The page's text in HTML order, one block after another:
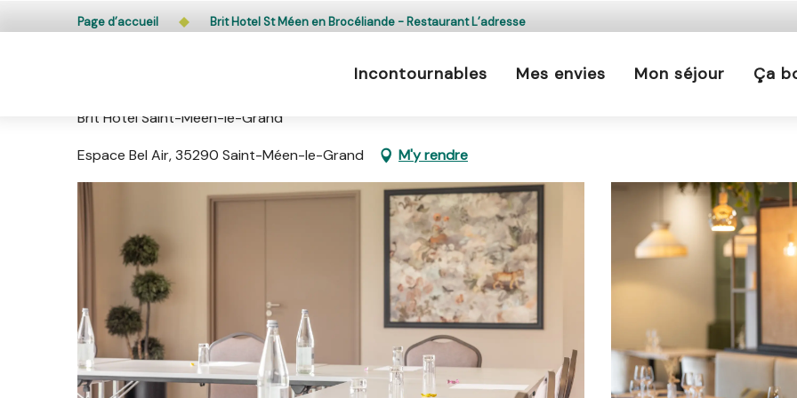
au
L’accès du public aux bois, massifs forestiers et landes est interdit chaque jour de 21h à 5h en Ille-et-Vilaine
Incontournables Mes envies Mon séjour Ça
Page d’accueil Brit Hotel St Méen en Brocéliande - Restaurant L’adresse
Brit Hotel St Méen en Brocéliande - Restaurant L’adresse
Brit Hotel Saint-Méen-le-Grand
Espace Bel Air, 35290 Saint-Méen-le-Grand
M'y rendre